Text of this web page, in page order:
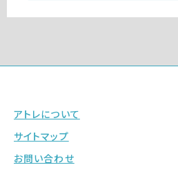
アトレについて
サイトマップ
お問い合わせ